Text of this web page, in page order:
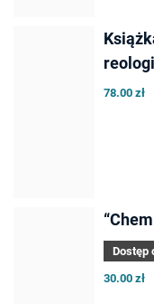
78.00 zł
Dostęp
30.00 zł